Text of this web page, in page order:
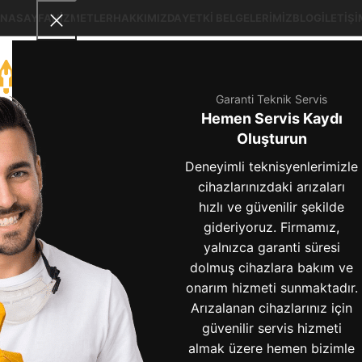
Garanti Teknik Servis
Hemen Servis Kaydı
Oluşturun
Deneyimli teknisyenlerimizle
cihazlarınızdaki arızaları
hızlı ve güvenilir şekilde
gideriyoruz. Firmamız,
yalnızca garanti süresi
dolmuş cihazlara bakım ve
onarım hizmeti sunmaktadır.
Arızalanan cihazlarınız için
güvenilir servis hizmeti
almak üzere hemen bizimle
HIZMETLER
Dolap
Dolap Kompresör Arızası Belirtileri